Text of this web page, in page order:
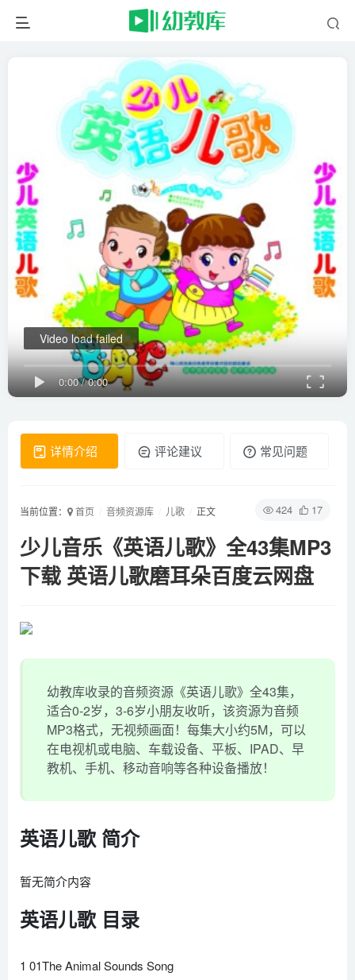
0:00/0:00
Video load failed
详情介绍 评论建议 常见问题
424 17
当前位置： 首页 音频资源库 儿歌 正文
少儿音乐《英语儿歌》全43集MP3
下载 英语儿歌磨耳朵百度云网盘
幼教库收录的音频资源《英语儿歌》全43集，
适合0-2岁，3-6岁小朋友收听，该资源为音频
MP3格式，无视频画面！每集大小约5M，可以
在电视机或电脑、车载设备、平板、IPAD、早
教机、手机、移动音响等各种设备播放！
英语儿歌 简介
暂无简介内容
英语儿歌 目录
1 01The Animal Sounds Song